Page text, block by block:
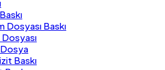
Dosyası Baskı
Baskı